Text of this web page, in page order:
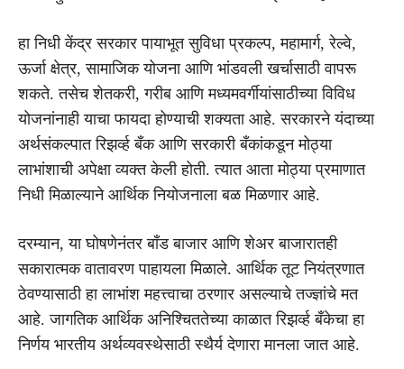
हा निधी केंद्र सरकार पायाभूत सुविधा प्रकल्प, महामार्ग, रेल्वे,
ऊर्जा क्षेत्र, सामाजिक योजना आणि भांडवली खर्चासाठी वापरू
शकते. तसेच शेतकरी, गरीब आणि मध्यमवर्गीयांसाठीच्या विविध
योजनांनाही याचा फायदा होण्याची शक्यता आहे. सरकारने यंदाच्या
अर्थसंकल्पात रिझर्व्ह बँक आणि सरकारी बँकांकडून मोठ्या
लाभांशाची अपेक्षा व्यक्त केली होती. त्यात आता मोठ्या प्रमाणात
निधी मिळाल्याने आर्थिक नियोजनाला बळ मिळणार आहे.
दरम्यान, या घोषणेनंतर बाँड बाजार आणि शेअर बाजारातही
सकारात्मक वातावरण पाहायला मिळाले. आर्थिक तूट नियंत्रणात
ठेवण्यासाठी हा लाभांश महत्त्वाचा ठरणार असल्याचे तज्ज्ञांचे मत
आहे. जागतिक आर्थिक अनिश्चिततेच्या काळात रिझर्व्ह बँकेचा हा
निर्णय भारतीय अर्थव्यवस्थेसाठी स्थैर्य देणारा मानला जात आहे.